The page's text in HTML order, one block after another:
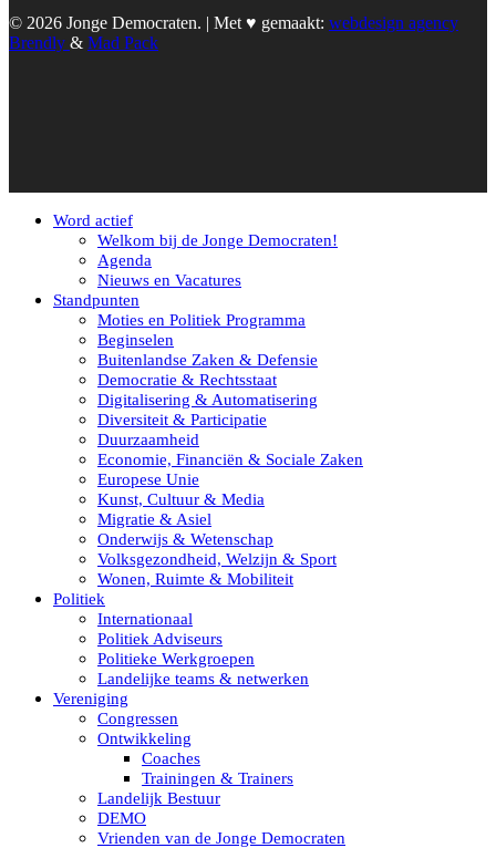
© 2026 Jonge Democraten. | Met ♥︎ gemaakt: webdesign agency
Brendly & Mad Pack
Word actief
Welkom bij de Jonge Democraten!
Agenda
Nieuws en Vacatures
Standpunten
Moties en Politiek Programma
Beginselen
Buitenlandse Zaken & Defensie
Democratie & Rechtsstaat
Digitalisering & Automatisering
Diversiteit & Participatie
Duurzaamheid
Economie, Financiën & Sociale Zaken
Europese Unie
Kunst, Cultuur & Media
Migratie & Asiel
Onderwijs & Wetenschap
Volksgezondheid, Welzijn & Sport
Wonen, Ruimte & Mobiliteit
Politiek
Internationaal
Politiek Adviseurs
Politieke Werkgroepen
Landelijke teams & netwerken
Vereniging
Congressen
Ontwikkeling
Coaches
Trainingen & Trainers
Landelijk Bestuur
DEMO
Vrienden van de Jonge Democraten